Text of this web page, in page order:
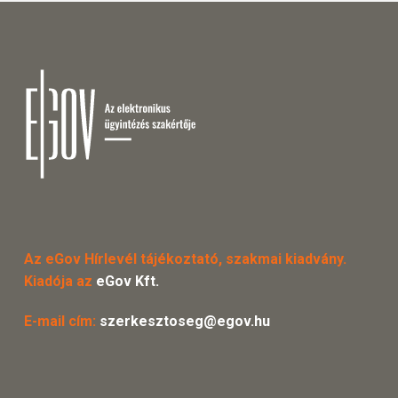
Az eGov Hírlevél tájékoztató, szakmai kiadvány.
Kiadója az eGov Kft.
E-mail cím: szerkesztoseg@egov.hu